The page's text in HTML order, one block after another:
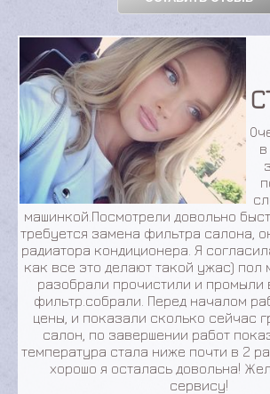
машинкой.Посмотрели довольно
требуется замена фильтра салона,
радиатора кондиционера. Я
как все это делают такой ужас) пол
разобрали прочистили и промыли
фильтр.собрали. Перед началом
цены, и показали сколько сейчас
салон, по завершении работ
температура стала ниже почти в 2
хорошо я осталась довольна!
сервису!